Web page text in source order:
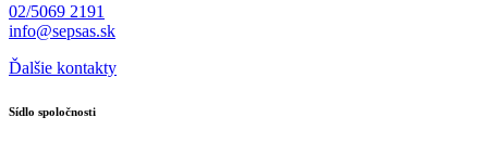
02/5069 2191
info@sepsas.sk
Ďalšie kontakty
Sídlo spoločnosti